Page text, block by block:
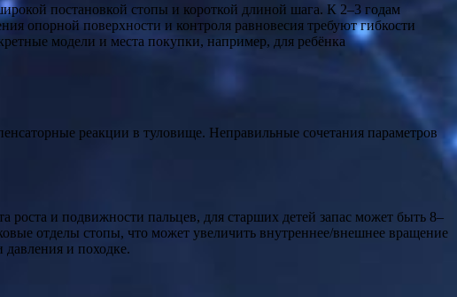
постановкой стопы и короткой длиной шага. К 2–3 годам
опорной поверхности и контроля равновесия требуют гибкости
модели и места покупки, например, для ребёнка
реакции в туловище. Неправильные сочетания параметров
роста и подвижности пальцев, для старших детей запас может быть 8–
отделы стопы, что может увеличить внутреннее/внешнее вращение
давления и походке.